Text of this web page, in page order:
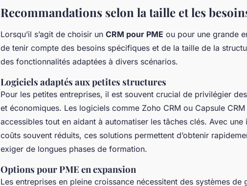
Recommandations selon la taille et les
Lorsqu’il s’agit de choisir un CRM pour PME ou pour une grande
de tenir compte des besoins spécifiques et de la taille de la
des fonctionnalités adaptées à divers scénarios.
Logiciels adaptés aux petites structures
Pour les petites entreprises, il est souvent crucial de privilégier
et économiques. Les logiciels comme Zoho CRM ou Capsule
accessibles tout en aidant à automatiser les tâches clés. Avec
coûts souvent réduits, ces solutions permettent d’obtenir
exiger de longues phases de formation.
Options pour PME en expansion
Les entreprises en pleine croissance nécessitent des systèmes de